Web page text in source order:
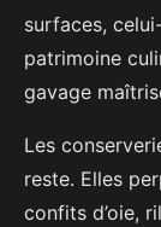
surfaces,
patrimoine
gavage
Les
reste. Elles
confits d’oie,